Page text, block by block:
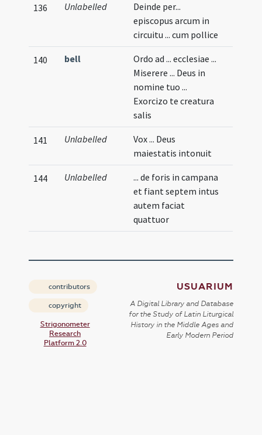
136 Unlabelled
Deinde per...
episcopus arcum in
circuitu ... cum pollice
140 bell
Ordo ad ... ecclesiae ...
Miserere ... Deus in
nomine tuo ...
Exorcizo te creatura
salis
141 Unlabelled
Vox ... Deus
maiestatis intonuit
144 Unlabelled
... de foris in campana
et fiant septem intus
autem faciat
quattuor
contributors
copyright
Strigonometer
Research
Platform 2.0
USUARIUM
A Digital Library and Database
for the Study of Latin Liturgical
History in the Middle Ages and
Early Modern Period